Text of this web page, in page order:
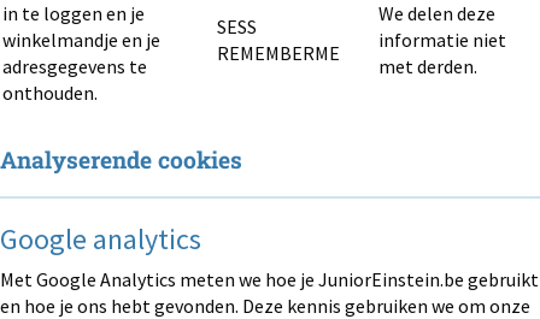
in te loggen en je
winkelmandje en je
adresgegevens te
onthouden.
SESS
REMEMBERME
We delen deze
informatie niet
met derden.
Analyserende cookies
Google analytics
Met Google Analytics meten we hoe je JuniorEinstein.be gebruikt
en hoe je ons hebt gevonden. Deze kennis gebruiken we om onze